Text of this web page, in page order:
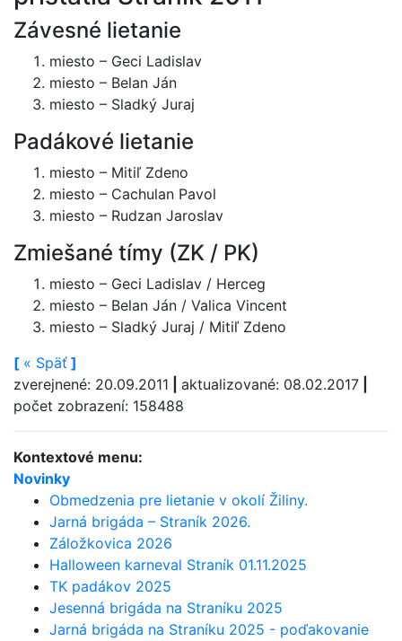
Závesné lietanie
miesto – Geci Ladislav
miesto – Belan Ján
miesto – Sladký Juraj
Padákové lietanie
miesto – Mitiľ Zdeno
miesto – Cachulan Pavol
miesto – Rudzan Jaroslav
Zmiešané tímy (ZK / PK)
miesto – Geci Ladislav / Herceg
miesto – Belan Ján / Valica Vincent
miesto – Sladký Juraj / Mitiľ Zdeno
[ « Späť ]
zverejnené: 20.09.2011
aktualizované: 08.02.2017
počet zobrazení: 158488
Kontextové menu:
Novinky
Obmedzenia pre lietanie v okolí Žiliny.
Jarná brigáda – Straník 2026.
Záložkovica 2026
Halloween karneval Straník 01.11.2025
TK padákov 2025
Jesenná brigáda na Straníku 2025
Jarná brigáda na Straníku 2025 - poďakovanie